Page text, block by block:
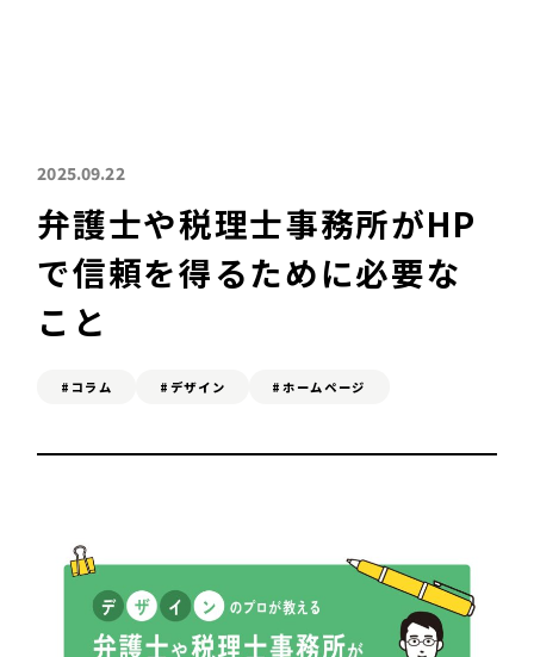
ホームページ制作
SEO対策&MEO対策
Web広告
2025.09.22
弁護士や税理士事務所がHP
で信頼を得るために必要な
こと
#コラム #デザイン #ホームページ